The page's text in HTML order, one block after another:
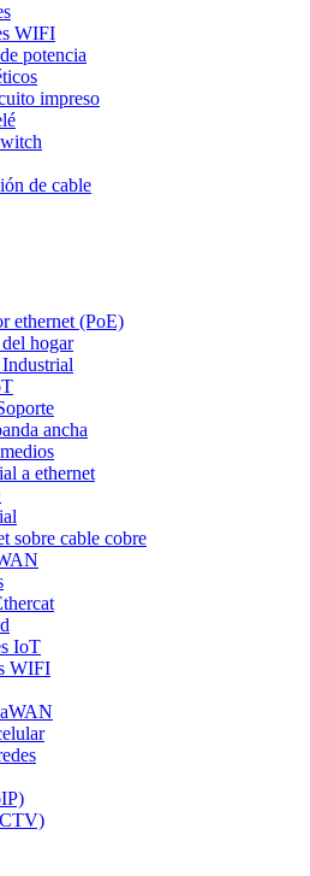
WIFI
potencia
impreso
de cable
ethernet (PoE)
hogar
ancha
a ethernet
sobre cable cobre
IoT
WIFI